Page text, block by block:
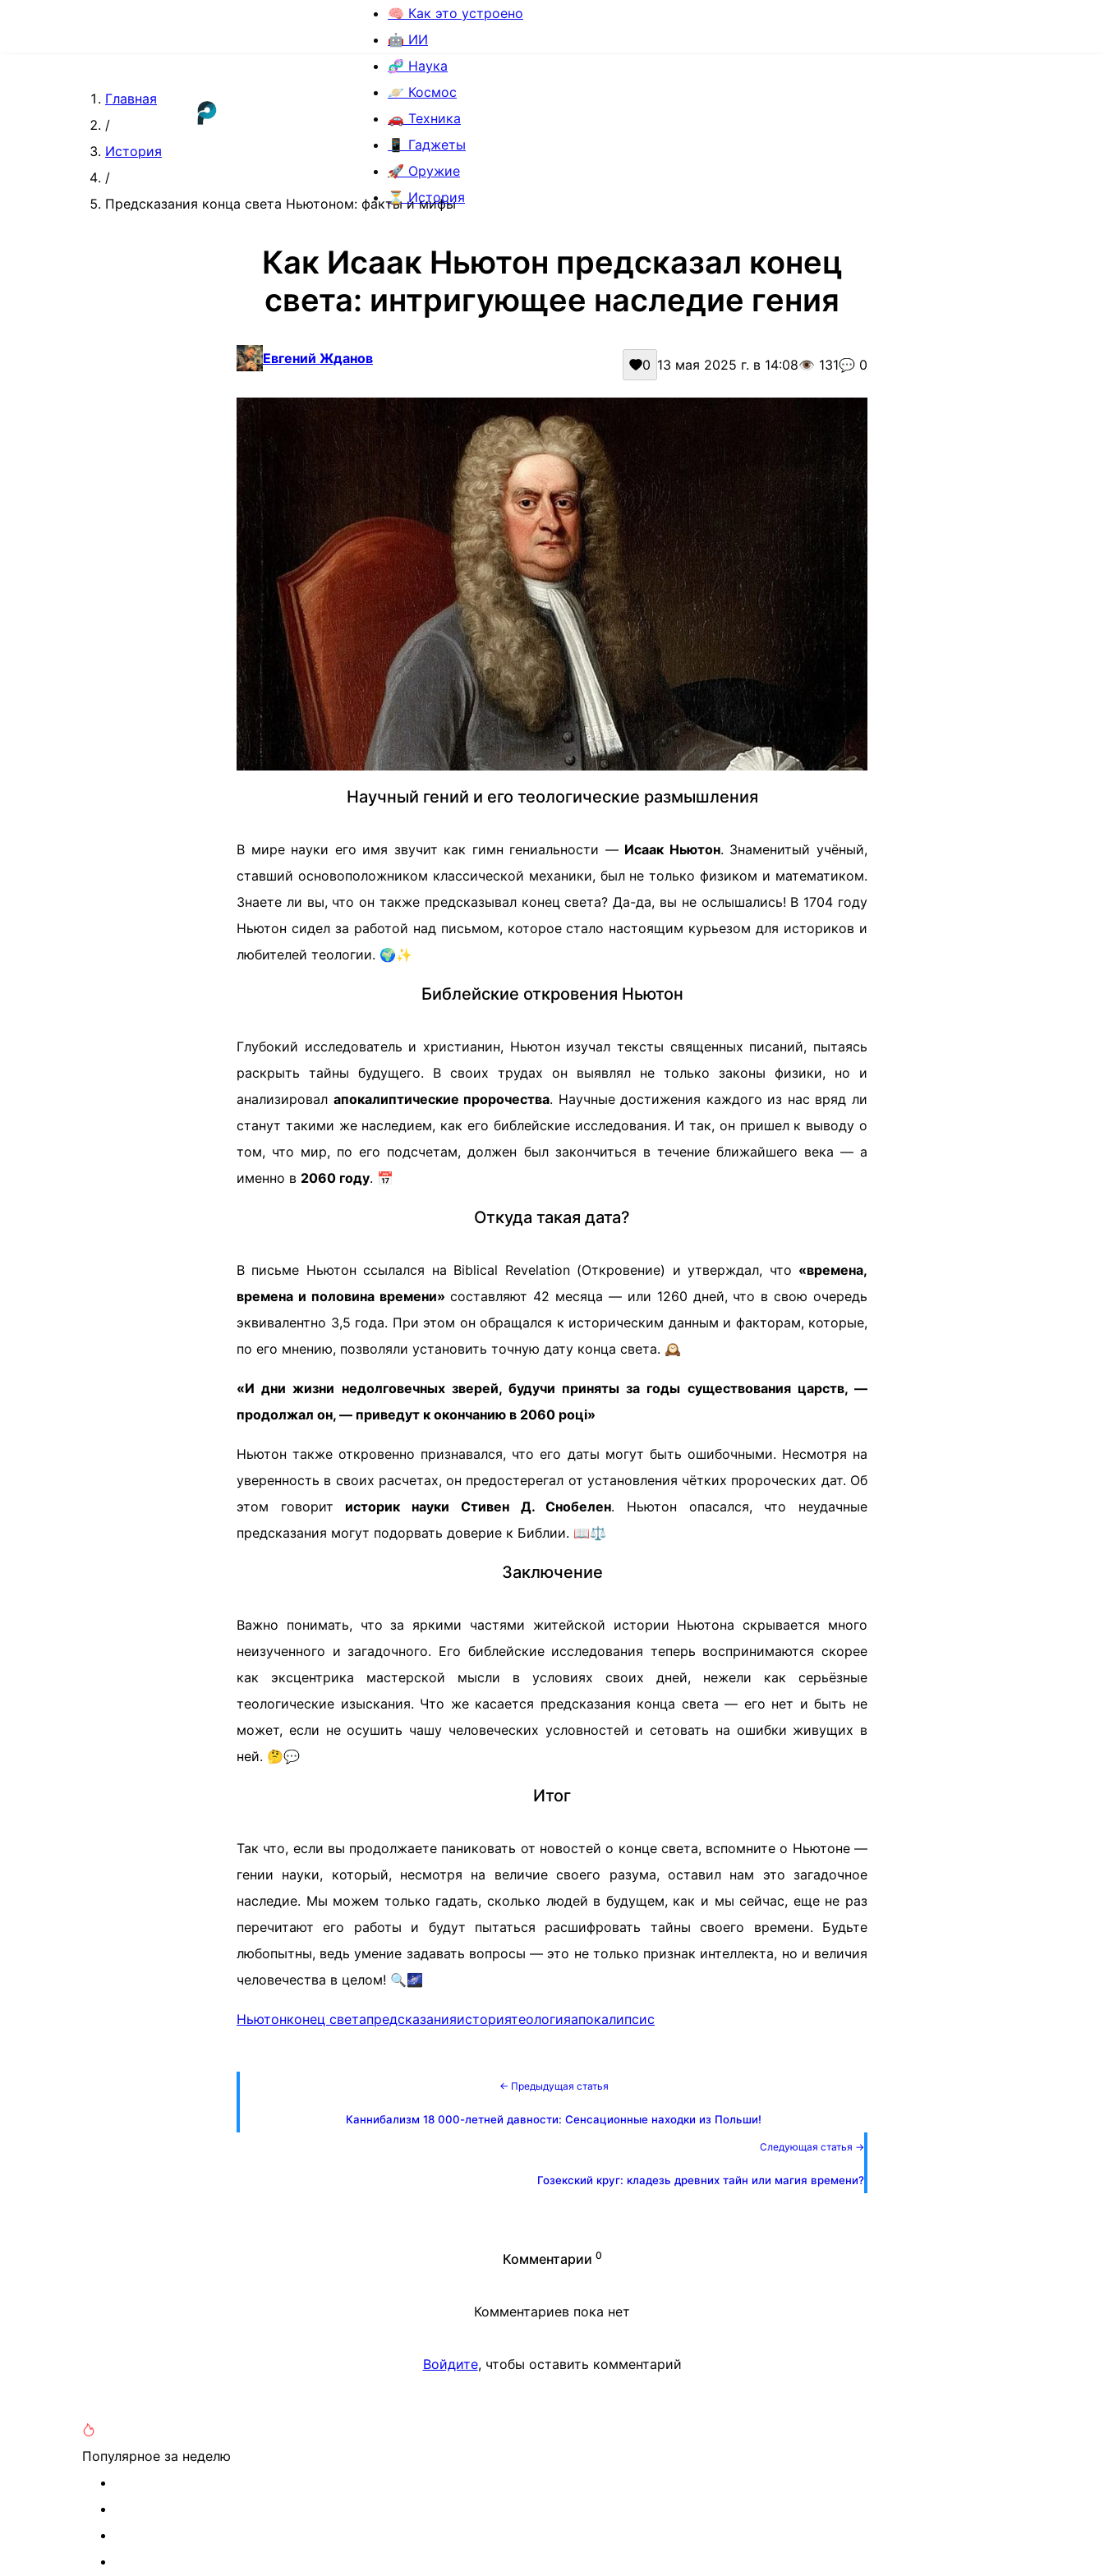
🧠 Как это устроено
🤖 ИИ
🧬 Наука
🪐 Космос
🚗 Техника
📱 Гаджеты
🚀 Оружие
⏳ История
Главная
/
История
/
Предсказания конца света Ньютоном: факты и мифы
Как Исаак Ньютон предсказал конец
света: интригующее наследие гения
Евгений Жданов 0 13 мая 2025 г. в 14:08👁️ 131💬 0
Научный гений и его теологические размышления
В мире науки его имя звучит как гимн гениальности — Исаак Ньютон. Знаменитый учёный,
ставший основоположником классической механики, был не только физиком и математиком.
Знаете ли вы, что он также предсказывал конец света? Да-да, вы не ослышались! В 1704 году
Ньютон сидел за работой над письмом, которое стало настоящим курьезом для историков и
любителей теологии. 🌍✨
Библейские откровения Ньютон
Глубокий исследователь и христианин, Ньютон изучал тексты священных писаний, пытаясь
раскрыть тайны будущего. В своих трудах он выявлял не только законы физики, но и
анализировал апокалиптические пророчества. Научные достижения каждого из нас вряд ли
станут такими же наследием, как его библейские исследования. И так, он пришел к выводу о
том, что мир, по его подсчетам, должен был закончиться в течение ближайшего века — а
именно в 2060 году. 📅
Откуда такая дата?
В письме Ньютон ссылался на Biblical Revelation (Откровение) и утверждал, что «времена,
времена и половина времени» составляют 42 месяца — или 1260 дней, что в свою очередь
эквивалентно 3,5 года. При этом он обращался к историческим данным и факторам, которые,
по его мнению, позволяли установить точную дату конца света. 🕰️
«И дни жизни недолговечных зверей, будучи приняты за годы существования царств, —
продолжал он, — приведут к окончанию в 2060 році»
Ньютон также откровенно признавался, что его даты могут быть ошибочными. Несмотря на
уверенность в своих расчетах, он предостерегал от установления чётких пророческих дат. Об
этом говорит историк науки Стивен Д. Снобелен. Ньютон опасался, что неудачные
предсказания могут подорвать доверие к Библии. 📖⚖️
Заключение
Важно понимать, что за яркими частями житейской истории Ньютона скрывается много
неизученного и загадочного. Его библейские исследования теперь воспринимаются скорее
как эксцентрика мастерской мысли в условиях своих дней, нежели как серьёзные
теологические изыскания. Что же касается предсказания конца света — его нет и быть не
может, если не осушить чашу человеческих условностей и сетовать на ошибки живущих в
ней. 🤔💬
Итог
Так что, если вы продолжаете паниковать от новостей о конце света, вспомните о Ньютоне —
гении науки, который, несмотря на величие своего разума, оставил нам это загадочное
наследие. Мы можем только гадать, сколько людей в будущем, как и мы сейчас, еще не раз
перечитают его работы и будут пытаться расшифровать тайны своего времени. Будьте
любопытны, ведь умение задавать вопросы — это не только признак интеллекта, но и величия
человечества в целом! 🔍🌌
Ньютонконец светапредсказанияисториятеологияапокалипсис
← Предыдущая статья
Каннибализм 18 000-летней давности: Сенсационные находки из Польши!
Следующая статья →
Гозекский круг: кладезь древних тайн или магия времени?
Комментарии 0
Комментариев пока нет
Войдите, чтобы оставить комментарий
Популярное за неделю